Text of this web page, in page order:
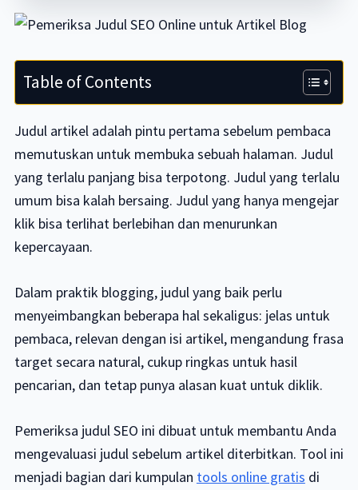
Table of Contents
Judul artikel adalah pintu pertama sebelum pembaca
memutuskan untuk membuka sebuah halaman. Judul
yang terlalu panjang bisa terpotong. Judul yang terlalu
umum bisa kalah bersaing. Judul yang hanya mengejar
klik bisa terlihat berlebihan dan menurunkan
kepercayaan.
Dalam praktik blogging, judul yang baik perlu
menyeimbangkan beberapa hal sekaligus: jelas untuk
pembaca, relevan dengan isi artikel, mengandung frasa
target secara natural, cukup ringkas untuk hasil
pencarian, dan tetap punya alasan kuat untuk diklik.
Pemeriksa judul SEO ini dibuat untuk membantu Anda
mengevaluasi judul sebelum artikel diterbitkan. Tool ini
menjadi bagian dari kumpulan tools online gratis di